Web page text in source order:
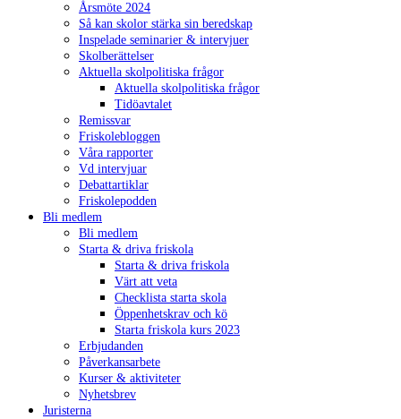
Årsmöte 2024
Så kan skolor stärka sin beredskap
Inspelade seminarier & intervjuer
Skolberättelser
Aktuella skolpolitiska frågor
Aktuella skolpolitiska frågor
Tidöavtalet
Remissvar
Friskolebloggen
Våra rapporter
Vd intervjuar
Debattartiklar
Friskolepodden
Bli medlem
Bli medlem
Starta & driva friskola
Starta & driva friskola
Värt att veta
Checklista starta skola
Öppenhetskrav och kö
Starta friskola kurs 2023
Erbjudanden
Påverkansarbete
Kurser & aktiviteter
Nyhetsbrev
Juristerna